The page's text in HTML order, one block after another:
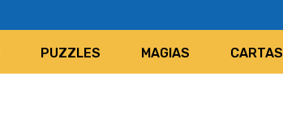
PUZZLES MAGIAS CARTAS